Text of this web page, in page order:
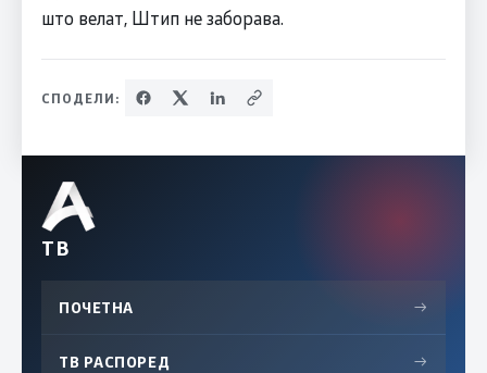
што велат, Штип не заборава.
СПОДЕЛИ:
ТВ
ПОЧЕТНА →
ТВ РАСПОРЕД →